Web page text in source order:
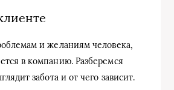
и желаниям человека,
в компанию. Разберемся
забота и от чего зависит.